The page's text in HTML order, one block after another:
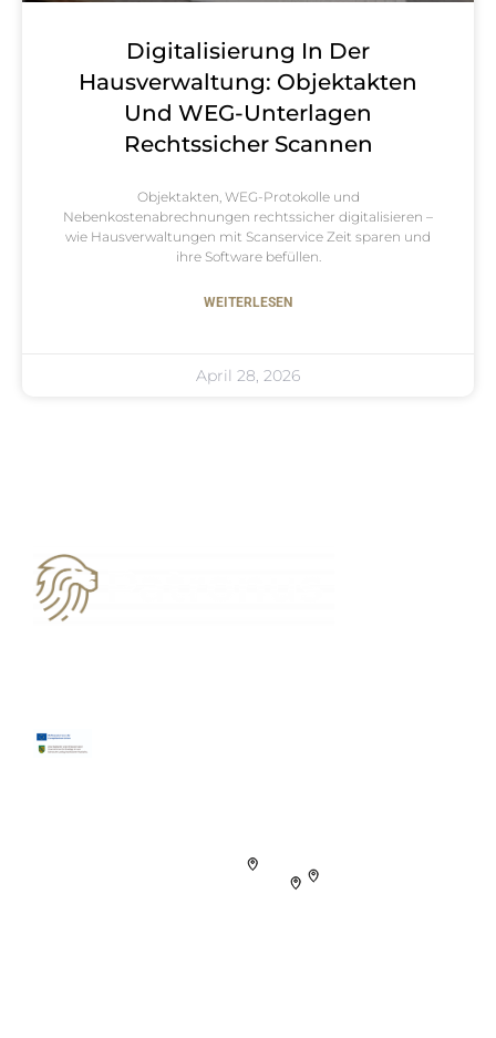
Digitalisierung In Der
Hausverwaltung: Objektakten
Und WEG-Unterlagen
Rechtssicher Scannen
Objektakten, WEG-Protokolle und
Nebenkostenabrechnungen rechtssicher digitalisieren –
wie Hausverwaltungen mit Scanservice Zeit sparen und
ihre Software befüllen.
WEITERLESEN
April 28, 2026